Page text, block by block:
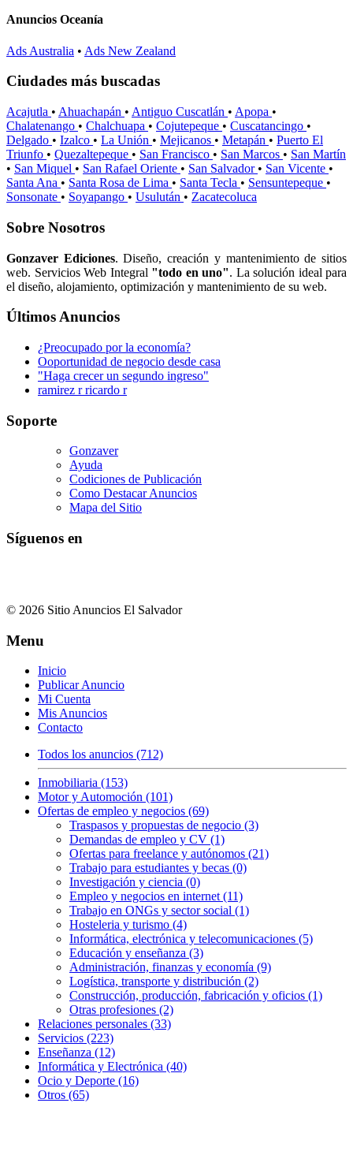
Anuncios Oceanía
Ads Australia • Ads New Zealand
Ciudades más buscadas
Acajutla • Ahuachapán • Antiguo Cuscatlán • Apopa •
Chalatenango • Chalchuapa • Cojutepeque • Cuscatancingo •
Delgado • Izalco • La Unión • Mejicanos • Metapán • Puerto El
Triunfo • Quezaltepeque • San Francisco • San Marcos • San Martín
• San Miquel • San Rafael Oriente • San Salvador • San Vicente •
Santa Ana • Santa Rosa de Lima • Santa Tecla • Sensuntepeque •
Sonsonate • Soyapango • Usulután • Zacatecoluca
Sobre Nosotros
Gonzaver Ediciones. Diseño, creación y mantenimiento de sitios
web. Servicios Web Integral "todo en uno". La solución ideal para
el diseño, alojamiento, optimización y mantenimiento de su web.
Últimos Anuncios
¿Preocupado por la economía?
Ooportunidad de negocio desde casa
"Haga crecer un segundo ingreso"
ramirez r ricardo r
Soporte
Gonzaver
Ayuda
Codiciones de Publicación
Como Destacar Anuncios
Mapa del Sitio
Síguenos en
© 2026 Sitio Anuncios El Salvador
Menu
Inicio
Publicar Anuncio
Mi Cuenta
Mis Anuncios
Contacto
Todos los anuncios (712)
Inmobiliaria (153)
Motor y Automoción (101)
Ofertas de empleo y negocios (69)
Traspasos y propuestas de negocio (3)
Demandas de empleo y CV (1)
Ofertas para freelance y autónomos (21)
Trabajo para estudiantes y becas (0)
Investigación y ciencia (0)
Empleo y negocios en internet (11)
Trabajo en ONGs y sector social (1)
Hosteleria y turismo (4)
Informática, electrónica y telecomunicaciones (5)
Educación y enseñanza (3)
Administración, finanzas y economía (9)
Logística, transporte y distribución (2)
Construcción, producción, fabricación y oficios (1)
Otras profesiones (2)
Relaciones personales (33)
Servicios (223)
Enseñanza (12)
Informática y Electrónica (40)
Ocio y Deporte (16)
Otros (65)